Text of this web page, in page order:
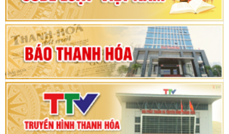
Khai mạc Kỳ họp bất thường lần thứ 9, Quốc
hội khóa XV
Phiên thảo luận Kỳ họp thứ 24, HĐND tỉnh
Thanh Hóa khóa XVIII, nhiệm kỳ 2021 - 2026
Bế mạc Kỳ họp thứ hai bốn, Hội đồng nhân dân
tỉnh khoá XVIII